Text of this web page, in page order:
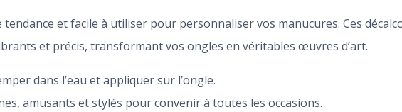
et facile à utiliser pour personnaliser vos manucures. Ces
et précis, transformant vos ongles en véritables œuvres d’art.
dans l’eau et appliquer sur l’ongle.
amusants et stylés pour convenir à toutes les occasions.